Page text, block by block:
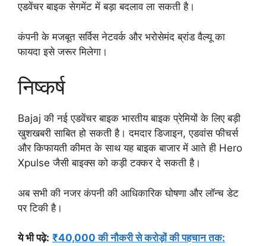
एडवेंचर बाइक सेगमेंट में बड़ा बदलाव ला सकती है।
कंपनी के मजबूत सर्विस नेटवर्क और भरोसेमंद ब्रांड वैल्यू का
फायदा इसे जरूर मिलेगा।
निष्कर्ष
Bajaj की नई एडवेंचर बाइक भारतीय बाइक प्रेमियों के लिए बड़ी
खुशखबरी साबित हो सकती है। दमदार डिजाइन, एडवांस फीचर्स
और किफायती कीमत के साथ यह बाइक बाजार में आते ही Hero
Xpulse जैसी बाइक्स को कड़ी टक्कर दे सकती है।
अब सभी की नजर कंपनी की आधिकारिक घोषणा और लॉन्च डेट
पर टिकी है।
ये भी पढ़े: ₹40,000 की नौकरी से करोड़ों की पहचान तक: